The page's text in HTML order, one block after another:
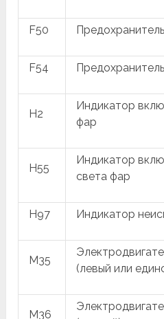
F50 Предохранитель
F54 Предохранитель
H2
Индикатор
фар
H55
Индикатор
света фар
H97 Индикатор
M35
(левый или
M36